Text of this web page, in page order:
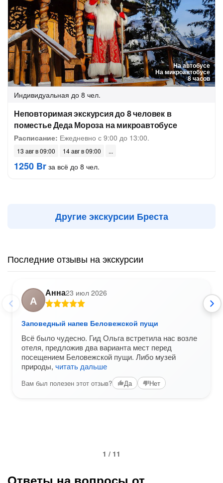
На автобусе
На микроавтобусе
8 часов
Индивидуальная до 8 чел.
Неповторимая экскурсия до 8 человек в
поместье Деда Мороза на микроавтобусе
Расписание: Ежедневно с 9:00 до 13:00.
13 авг в 09:00 14 авг в 09:00
1250 Br за всё до 8 чел.
Другие экскурсии Бреста
Последние отзывы на экскурсии
А
Анна23 июл 2026
Заповедный напев Беловежской пущи
Всё было чудесно. Гид Ольга встретила нас возле
отеля, предложив два варианта мест перед
посещением Беловежской пущи. Либо музей
природы, читать дальше
Вам был полезен этот отзыв? Да Нет
1 / 11